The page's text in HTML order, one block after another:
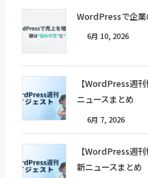
WordPressで企業
6月 10, 2026
【WordPress週
ニュースまとめ
6月 7, 2026
【WordPress週
新ニュースまとめ